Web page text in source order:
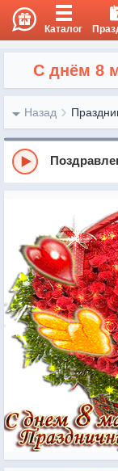
Каталог
С днём 8
Назад